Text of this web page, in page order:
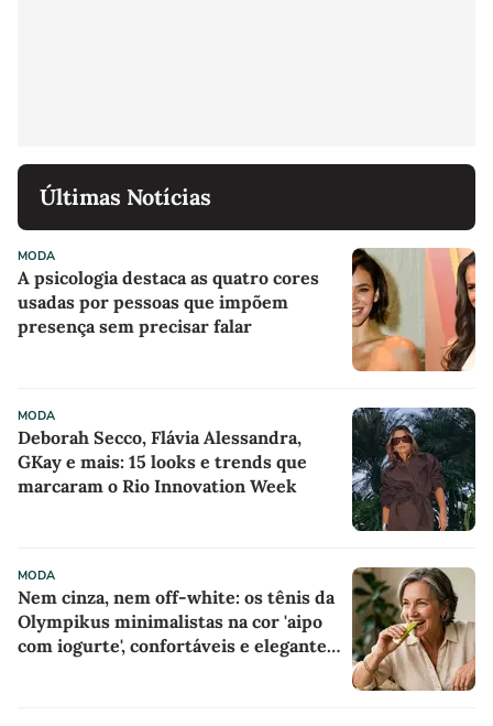
Últimas Notícias
MODA
A psicologia destaca as quatro cores
usadas por pessoas que impõem
presença sem precisar falar
MODA
Deborah Secco, Flávia Alessandra,
GKay e mais: 15 looks e trends que
marcaram o Rio Innovation Week
MODA
Nem cinza, nem off-white: os tênis da
Olympikus minimalistas na cor 'aipo
com iogurte', confortáveis e elegantes